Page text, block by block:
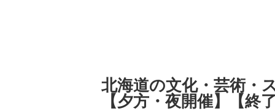
北海道の文化・芸術・
【夕方・夜開催】【終